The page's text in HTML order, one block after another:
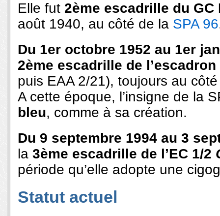
Elle fut 2ème escadrille du GC
août 1940, au côté de la SPA 96
Du 1er octobre 1952 au 1er
2ème escadrille de l’escadron
puis EAA 2/21), toujours au
A cette époque, l’insigne de la
bleu, comme à sa création.
Du 9 septembre 1994 au 3
la 3ème escadrille de l’EC 1/2
période qu’elle adopte une
Statut actuel